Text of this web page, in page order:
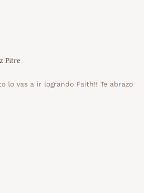
Pitre
lo vas a ir logrando Faith!! Te abrazo